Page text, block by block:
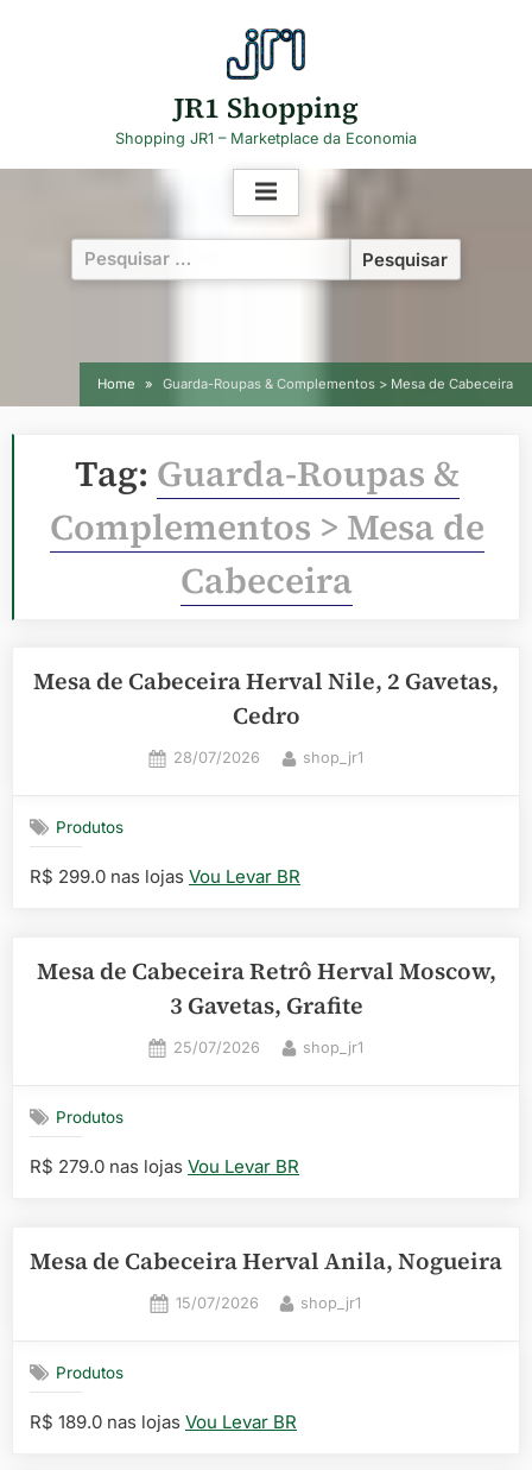
JR1 Shopping
Shopping JR1 – Marketplace da Economia
Pesquisar
por:
Home Guarda-Roupas & Complementos > Mesa de Cabeceira
Tag: Guarda-Roupas &
Complementos > Mesa de
Cabeceira
Mesa de Cabeceira Herval Nile, 2 Gavetas,
Cedro
Posted
28/07/2026 By
shop_jr1
Produtos
R$ 299.0 nas lojas Vou Levar BR
Mesa de Cabeceira Retrô Herval Moscow,
3 Gavetas, Grafite
Posted
25/07/2026 By
shop_jr1
Produtos
R$ 279.0 nas lojas Vou Levar BR
Mesa de Cabeceira Herval Anila, Nogueira
Posted
15/07/2026 By
shop_jr1
Produtos
R$ 189.0 nas lojas Vou Levar BR